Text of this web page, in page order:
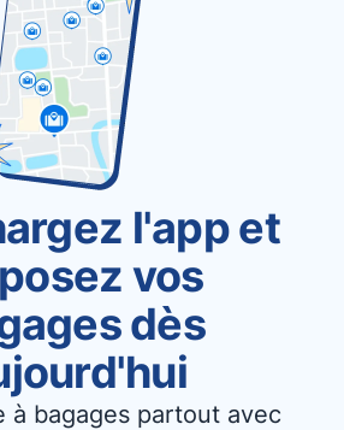
l'app et
vos
dès
à bagages partout avec